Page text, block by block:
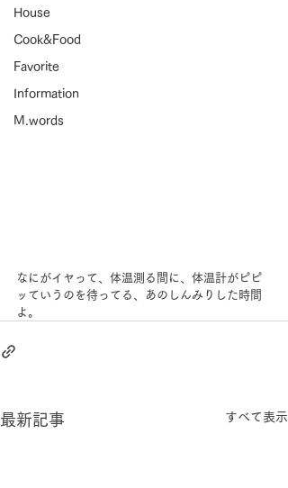
House
Cook&Food
Favorite
Information
M.words
なにがイヤって、体温測る間に、体温計がピピ
ッていうのを待ってる、あのしんみりした時間
よ。
最新記事 すべて表示